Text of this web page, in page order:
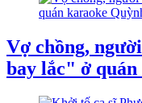
Vợ chồng,
bay lắc" ở